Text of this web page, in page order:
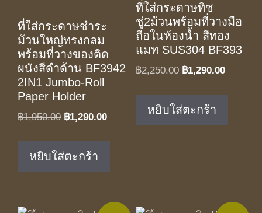
ที่ใส่กระดาษชำระ
ม้วนใหญ่ทรงกลม
พร้อมที่วางของติด
ผนังสีดำด้าน BF3942
2IN1 Jumbo-Roll
Paper Holder
฿1,950.00 Original
฿1,950.00.
฿1,290.00Current
หยิบใส่ตะกร้า
ที่ใส่กระดาษทิช
ชู่2ม้วนพร้อมที่วางมือ
ถือในห้องน้ำ สีทอง
แมท SUS304 BF393
฿2,250.00 Original
฿2,250.00.
฿1,290.00Current
หยิบใส่ตะกร้า